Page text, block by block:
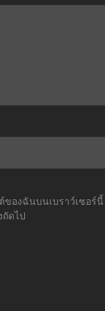
ของฉันบนเบราว์เซอร์นี้
ดไป